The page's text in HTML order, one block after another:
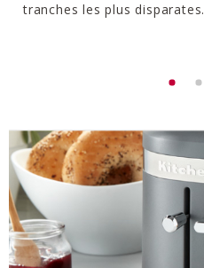
tranches les plus disparates.